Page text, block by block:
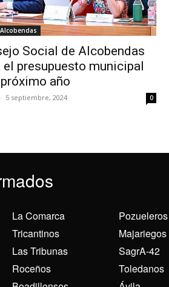
Social de Alcobendas
el presupuesto municipal
año
- 5 septiembre, 2024 0
La Comarca
Tricantinos
Las Tribunas
Roceños
Pozueleros
Majariegos
SagrA-42
Toledanos